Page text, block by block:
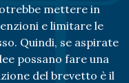
mettere in
e limitare le
Quindi, se aspirate
possano fare una
del brevetto è il